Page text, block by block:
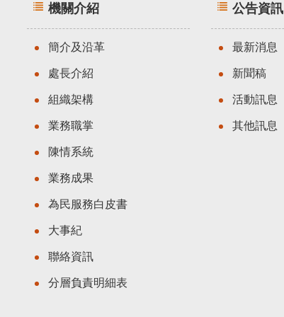
機關介紹
簡介及沿革
處長介紹
組織架構
業務職掌
陳情系統
業務成果
為民服務白皮書
大事紀
聯絡資訊
分層負責明細表
公告資訊
最新消息
新聞稿
活動訊息
其他訊息